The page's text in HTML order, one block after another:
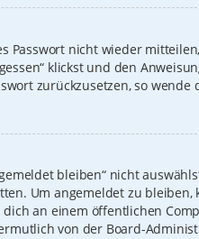
Passwort nicht wieder
klickst und den
zurückzusetzen, so
bleiben“ nicht
Um angemeldet zu
an einem öffentlichen
von der Board-